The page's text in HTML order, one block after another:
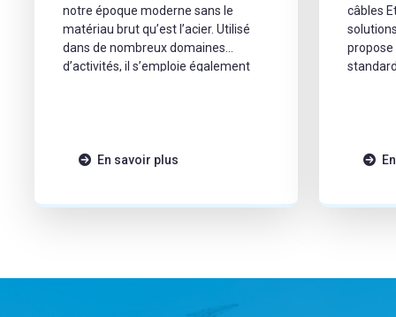
notre époque moderne sans le
matériau brut qu’est l’acier. Utilisé
dans de nombreux domaines
d’activités, il s’emploie également
existe aujourd’hui plus de 2000
En savoir plus
câbles
propose